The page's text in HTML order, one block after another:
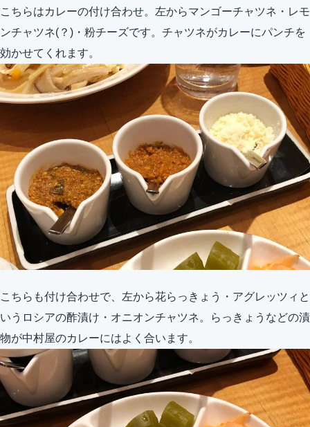
こちらはカレーの付け合わせ。左からマンゴーチャツネ・レモ
ンチャツネ(？)・粉チーズです。チャツネがカレーにパンチを
効かせてくれます。
こちらも付け合わせで、左から花らっきょう・アグレッツィと
いうロシアの酢漬け・オニオンチャツネ。らっきょうなどの漬
物が中村屋のカレーにはよく合います。